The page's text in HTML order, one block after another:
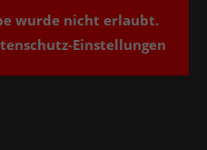
wurde nicht erlaubt.
Einstellungen